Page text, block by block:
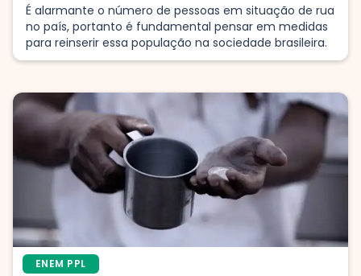
É alarmante o número de pessoas em situação de rua
no país, portanto é fundamental pensar em medidas
para reinserir essa população na sociedade brasileira.
ENEM PPL